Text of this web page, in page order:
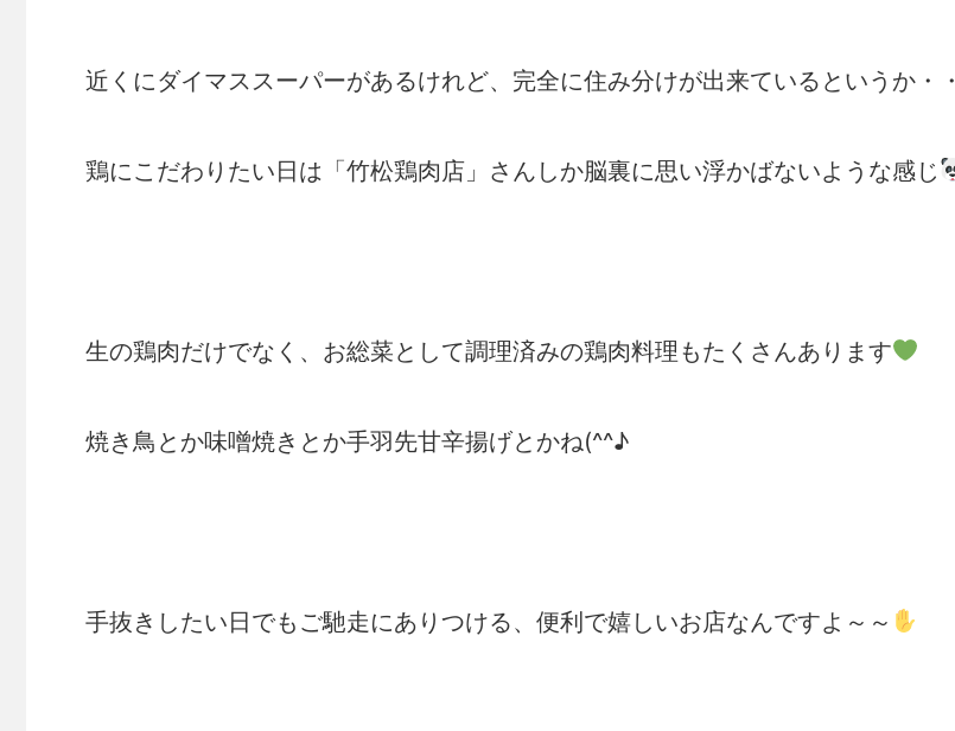
近くにダイマススーパーがあるけれど、完全に住み分けが出来ているというか・・
鶏にこだわりたい日は「竹松鶏肉店」さんしか脳裏に思い浮かばないような感じ
生の鶏肉だけでなく、お総菜として調理済みの鶏肉料理もたくさんあります
焼き鳥とか味噌焼きとか手羽先甘辛揚げとかね(^^♪
手抜きしたい日でもご馳走にありつける、便利で嬉しいお店なんですよ～～